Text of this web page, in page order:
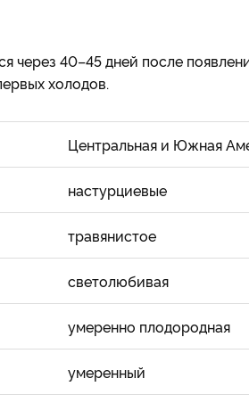
через 40–45 дней после
холодов.
Центральная и Южная
настурциевые
травянистое
светолюбивая
умеренно плодородная
умеренный